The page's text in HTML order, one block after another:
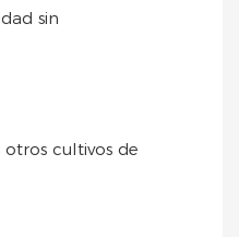
sin
cultivos de